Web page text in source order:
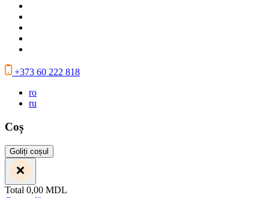
+373 60 222 818
ro
ru
Coș
Goliți coșul
Total 0,00 MDL